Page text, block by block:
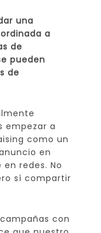
una
a
de
pueden
de
empezar a
como un
en
redes. No
sí compartir
con